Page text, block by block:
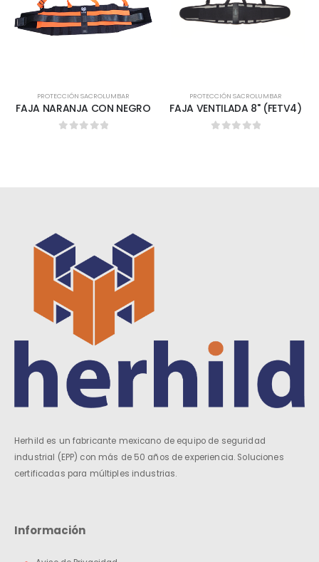
PROTECCIÓN SACROLUMBAR
FAJA NARANJA CON NEGRO
PROTECCIÓN SACROLUMBAR
FAJA VENTILADA 8" (FETV4)
Herhild es un fabricante mexicano de equipo de seguridad
industrial (EPP) con más de 50 años de experiencia. Soluciones
certificadas para múltiples industrias.
Información